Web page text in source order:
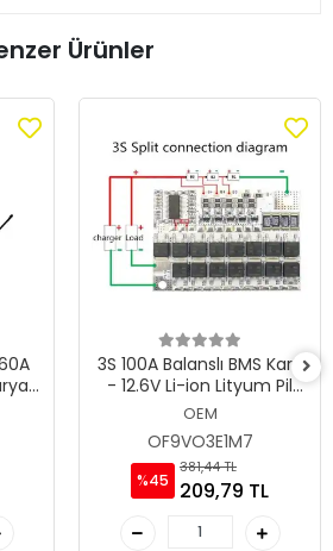
Ürünler
3S 100A Balanslı BMS Kartı
- 12.6V Li-ion Lityum Pil
Şarj Koruma Devresi
OEM
OF9VO3E1M7
%45
381,44 TL
209,79 TL